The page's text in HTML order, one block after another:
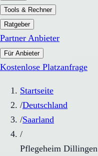
Tools & Rechner
Ratgeber
Partner Anbieter
Für Anbieter
Kostenlose Platzanfrage
Startseite
/Deutschland
/Saarland
/
Pflegeheim Dillingen